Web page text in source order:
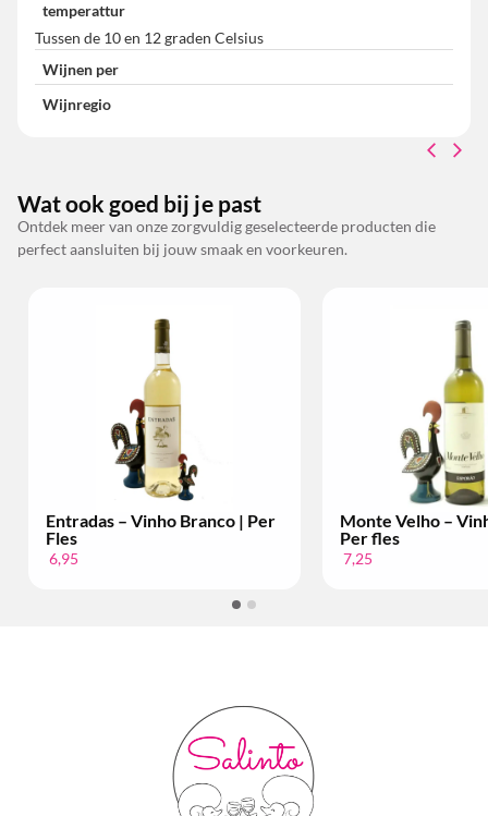
temperattur
Tussen de 10 en 12 graden Celsius
Wijnen per
Wijnregio
Wat ook goed bij je past
Ontdek meer van onze zorgvuldig geselecteerde producten die
perfect aansluiten bij jouw smaak en voorkeuren.
– Vinho Branco | Per
Monte Velho – Vinho branco |